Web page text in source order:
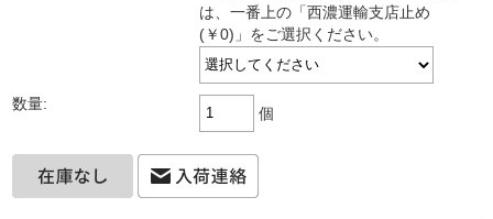
は、一番上の「西濃運輸支店止め
(￥0)」をご選択ください。
数量:
個